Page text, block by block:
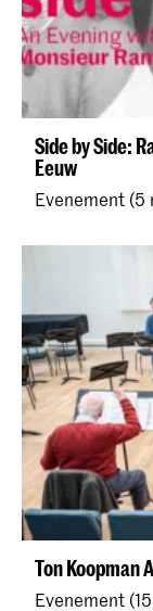
Side by Side:
Eeuw
Evenement (5
Ton Koopman
Evenement